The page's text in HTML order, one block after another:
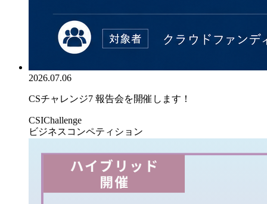
2026.07.06
CSチャレンジ7 報告会を開催します！
CSIChallenge
ビジネスコンペティション